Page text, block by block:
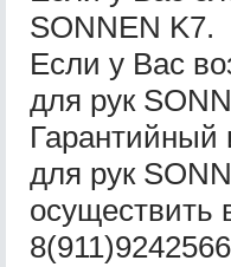
SONNEN K7.
Если у Вас
для рук
Гарантийный
для рук
осуществить